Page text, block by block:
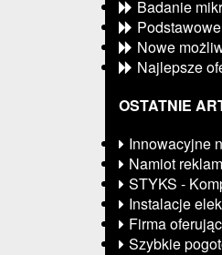
Badanie
Nowe
Najlepsze
OSTATNIE
Innowacyjne
Namiot
STYKS -
Instalacje
Firma
Szybkie